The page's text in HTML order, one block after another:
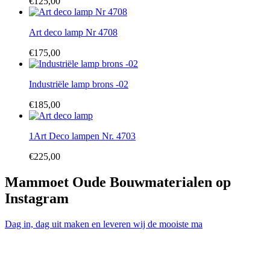
Art deco lamp Nr 4708
€175,00
Industriële lamp brons -02
€185,00
1Art Deco lampen Nr. 4703
€225,00
Mammoet Oude Bouwmaterialen op
Instagram
Dag in, dag uit maken en leveren wij de mooiste ma